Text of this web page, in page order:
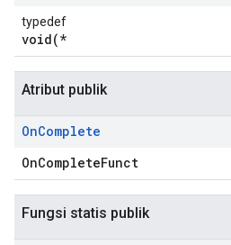
typedef
void(*
Atribut publik
OnComplete
OnCompleteFunct
Fungsi statis publik